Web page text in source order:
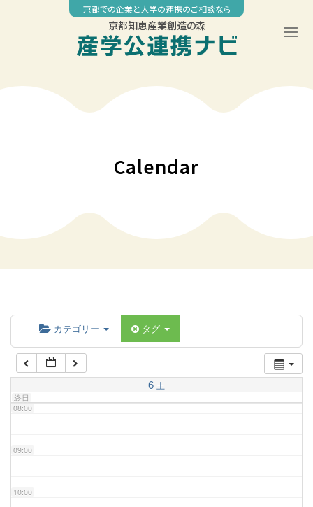
京都での企業と大学の連携のご相談なら
京都知恵産業創造の森
Calendar
カテゴリー タグ
6 土
終日
04:00
07:00
08:00
09:00
10:00